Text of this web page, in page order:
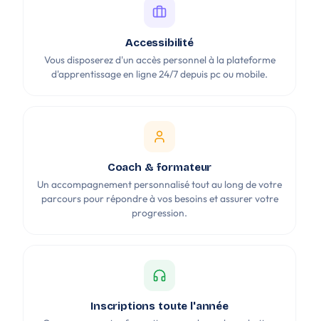
Accessibilité
Vous disposerez d'un accès personnel à la plateforme
d'apprentissage en ligne 24/7 depuis pc ou mobile.
Coach & formateur
Un accompagnement personnalisé tout au long de votre
parcours pour répondre à vos besoins et assurer votre
progression.
Inscriptions toute l'année